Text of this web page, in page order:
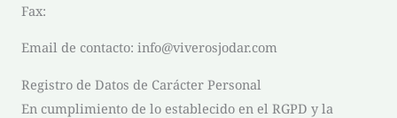
Fax:
Email de contacto: info@viverosjodar.com
Registro de Datos de Carácter Personal
En cumplimiento de lo establecido en el RGPD y la